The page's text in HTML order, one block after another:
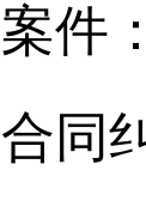
案件
合同